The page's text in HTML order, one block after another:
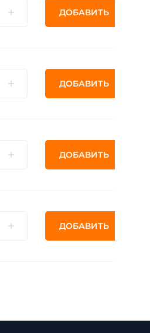
ДОБАВИТЬ
ДОБАВИТЬ
ДОБАВИТЬ
ДОБАВИТЬ